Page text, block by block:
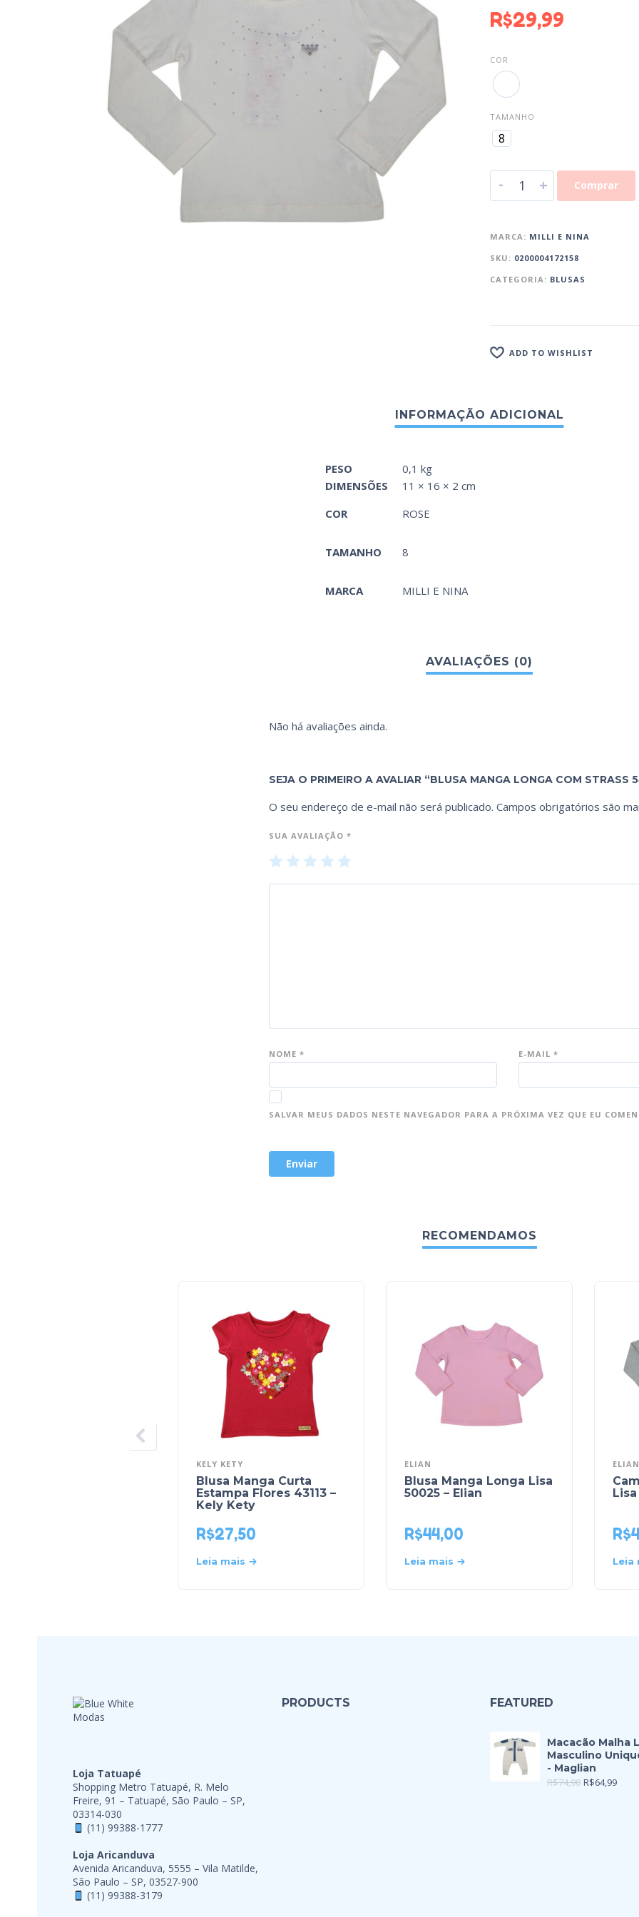
R$29,99
COR
TAMANHO
8
- + Comprar
MARCA: MILLI E NINA
SKU: 0200004172158
CATEGORIA: BLUSAS
ADD TO WISHLIST
PESO
0,1 kg
DIMENSÕES
11 × 16 × 2 cm
COR
ROSE
TAMANHO 8
MARCA MILLI E NINA
Não há avaliações ainda.
SEJA O PRIMEIRO A AVALIAR “BLUSA MANGA LONGA COM STRASS
O seu endereço de e-mail não será publicado. Campos obrigatórios são
SUA AVALIAÇÃO *
1 2 3 4
NOME * E-MAIL *
SALVAR MEUS DADOS NESTE NAVEGADOR PARA A PRÓXIMA VEZ QUE EU
RECOMENDAMOS
KELY KETY
Blusa Manga Curta
Estampa Flores 43113 –
Kely Kety
R$27,50
Leia mais
ELIAN
Blusa Manga Longa Lisa
50025 – Elian
R$44,00
Leia mais
ELIAN
R$
Leia
Loja Tatuapé
Shopping Metro Tatuapé, R. Melo
Freire, 91 – Tatuapé, São Paulo – SP,
03314-030
(11) 99388-1777
Loja Aricanduva
Avenida Aricanduva, 5555 – Vila Matilde,
São Paulo – SP, 03527-900
(11) 99388-3179
PRODUCTS FEATURED
Macacão Malha
Masculino
- Maglian
R$74,90 R$64,99